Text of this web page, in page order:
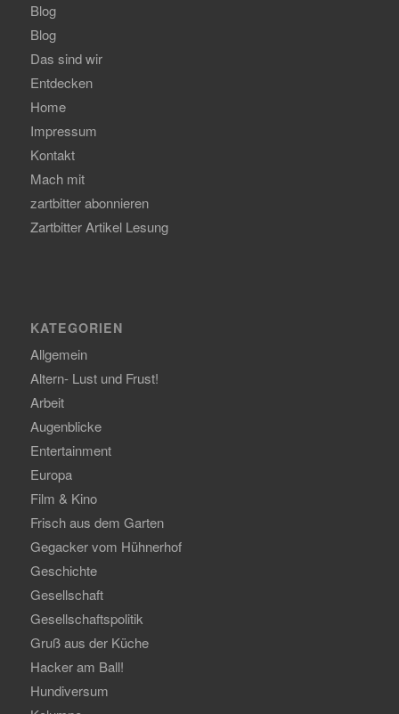
Blog
Blog
Das sind wir
Entdecken
Home
Impressum
Kontakt
Mach mit
zartbitter abonnieren
Zartbitter Artikel Lesung
KATEGORIEN
Allgemein
Altern- Lust und Frust!
Arbeit
Augenblicke
Entertainment
Europa
Film & Kino
Frisch aus dem Garten
Gegacker vom Hühnerhof
Geschichte
Gesellschaft
Gesellschaftspolitik
Gruß aus der Küche
Hacker am Ball!
Hundiversum